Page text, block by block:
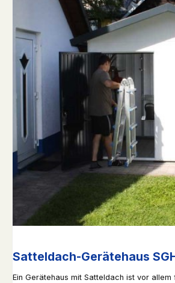
Satteldach-Gerätehaus
Ein Gerätehaus mit Satteldach ist vor allem